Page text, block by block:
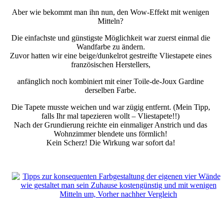
Aber wie bekommt man ihn nun, den Wow-Effekt mit wenigen
Mitteln?
Die einfachste und günstigste Möglichkeit war zuerst einmal die
Wandfarbe zu ändern.
Zuvor hatten wir eine beige/dunkelrot gestreifte Vliestapete eines
französischen Herstellers,
anfänglich noch kombiniert mit einer Toile-de-Joux Gardine
derselben Farbe.
Die Tapete musste weichen und war zügig entfernt. (Mein Tipp,
falls Ihr mal tapezieren wollt – Vliestapete!!)
Nach der Grundierung reichte ein einmaliger Anstrich und das
Wohnzimmer blendete uns förmlich!
Kein Scherz! Die Wirkung war sofort da!